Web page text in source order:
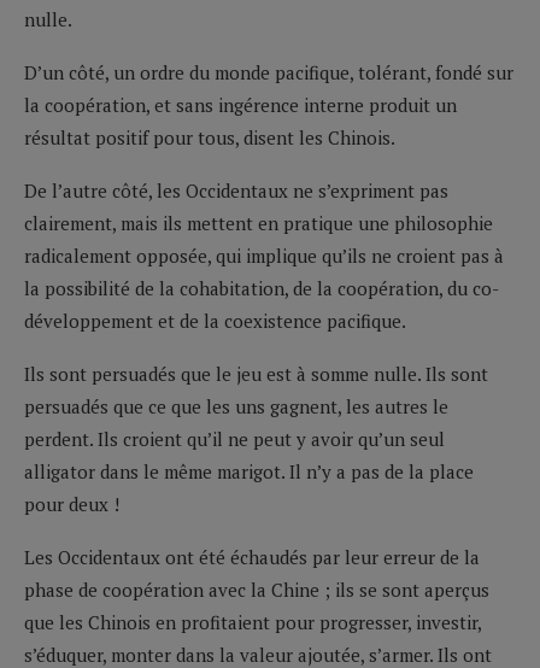
nulle.
D’un côté, un ordre du monde pacifique, tolérant, fondé sur
la coopération, et sans ingérence interne produit un
résultat positif pour tous, disent les Chinois.
De l’autre côté, les Occidentaux ne s’expriment pas
clairement, mais ils mettent en pratique une philosophie
radicalement opposée, qui implique qu’ils ne croient pas à
la possibilité de la cohabitation, de la coopération, du co-
développement et de la coexistence pacifique.
Ils sont persuadés que le jeu est à somme nulle. Ils sont
persuadés que ce que les uns gagnent, les autres le
perdent. Ils croient qu’il ne peut y avoir qu’un seul
alligator dans le même marigot. Il n’y a pas de la place
pour deux !
Les Occidentaux ont été échaudés par leur erreur de la
phase de coopération avec la Chine ; ils se sont aperçus
que les Chinois en profitaient pour progresser, investir,
s’éduquer, monter dans la valeur ajoutée, s’armer. Ils ont